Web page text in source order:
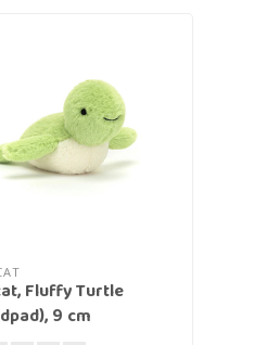
Fluffy Turtle
9 cm